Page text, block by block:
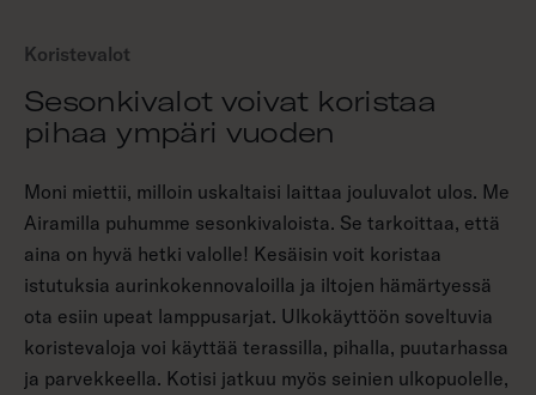
Koristevalot
Sesonkivalot voivat koristaa
pihaa ympäri vuoden
Moni miettii, milloin uskaltaisi laittaa jouluvalot ulos. Me
Airamilla puhumme sesonkivaloista. Se tarkoittaa, että
aina on hyvä hetki valolle! Kesäisin voit koristaa
istutuksia aurinkokennovaloilla ja iltojen hämärtyessä
ota esiin upeat lamppusarjat. Ulkokäyttöön soveltuvia
koristevaloja voi käyttää terassilla, pihalla, puutarhassa
ja parvekkeella. Kotisi jatkuu myös seinien ulkopuolelle,